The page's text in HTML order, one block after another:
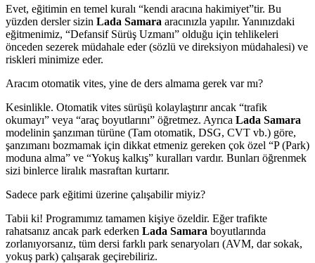
Evet, eğitimin en temel kuralı “kendi aracına hakimiyet”tir. Bu
yüzden dersler sizin Lada Samara aracınızla yapılır. Yanınızdaki
eğitmenimiz, “Defansif Sürüş Uzmanı” olduğu için tehlikeleri
önceden sezerek müdahale eder (sözlü ve direksiyon müdahalesi) ve
riskleri minimize eder.
Aracım otomatik vites, yine de ders almama gerek var mı?
Kesinlikle. Otomatik vites sürüşü kolaylaştırır ancak “trafik
okumayı” veya “araç boyutlarını” öğretmez. Ayrıca Lada Samara
modelinin şanzıman türüne (Tam otomatik, DSG, CVT vb.) göre,
şanzımanı bozmamak için dikkat etmeniz gereken çok özel “P (Park)
moduna alma” ve “Yokuş kalkış” kuralları vardır. Bunları öğrenmek
sizi binlerce liralık masraftan kurtarır.
Sadece park eğitimi üzerine çalışabilir miyiz?
Tabii ki! Programımız tamamen kişiye özeldir. Eğer trafikte
rahatsanız ancak park ederken Lada Samara boyutlarında
zorlanıyorsanız, tüm dersi farklı park senaryoları (AVM, dar sokak,
yokuş park) çalışarak geçirebiliriz.